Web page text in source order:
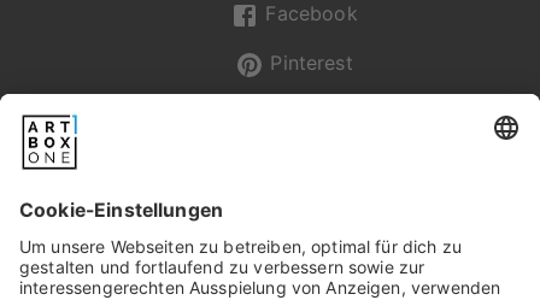
Facebook
Pinterest
Pixum